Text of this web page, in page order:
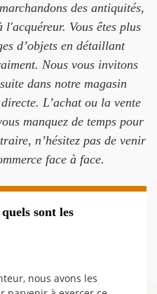
des antiquités,
Vous êtes plus
d’objets en détaillant
Nous vous invitons
dans notre magasin
L’achat ou la vente
manquez de temps pour
n’hésitez pas de venir
face à face.
sont les
nous avons les